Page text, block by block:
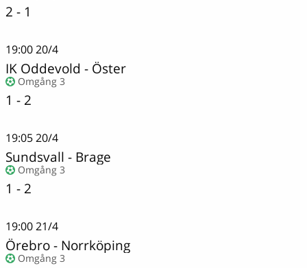
2 - 1
19:0020/4
IK Oddevold - Öster
Omgång 3
1 - 2
19:0520/4
Sundsvall - Brage
Omgång 3
1 - 2
19:0021/4
Örebro- Norrköping
Omgång 3